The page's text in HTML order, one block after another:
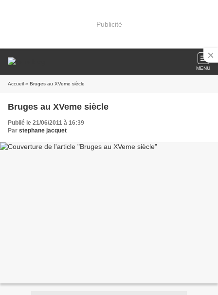
Publicité
MENU
Accueil » Bruges au XVeme siècle
Bruges au XVeme siècle
Publié le 21/06/2011 à 16:39
Par stephane jacquet